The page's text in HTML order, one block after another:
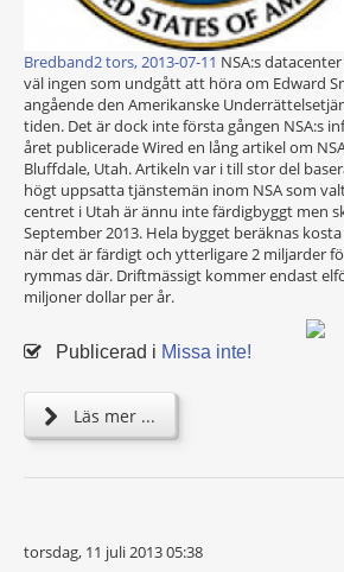
Bredband2 tors, 2013-07-11 NSA:s
väl ingen som undgått att höra om Edward
angående den Amerikanske
tiden. Det är dock inte första gången NSA:s
året publicerade Wired en lång artikel om
Bluffdale, Utah. Artikeln var i till stor del
högt uppsatta tjänstemän inom NSA som
centret i Utah är ännu inte färdigbyggt men
September 2013. Hela bygget beräknas
när det är färdigt och ytterligare 2 miljarder
rymmas där. Driftmässigt kommer endast
miljoner dollar per år.
Publicerad i Missa inte!
Läs mer ...
torsdag, 11 juli 2013 05:38